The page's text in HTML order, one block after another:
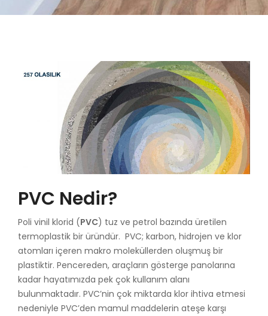
PVC Nedir?
Poli vinil klorid (PVC) tuz ve petrol bazında üretilen
termoplastik bir üründür. PVC; karbon, hidrojen ve klor
atomları içeren makro moleküllerden oluşmuş bir
plastiktir. Pencereden, araçların gösterge panolarına
kadar hayatımızda pek çok kullanım alanı
bulunmaktadır. PVC’nin çok miktarda klor ihtiva etmesi
nedeniyle PVC’den mamul maddelerin ateşe karşı